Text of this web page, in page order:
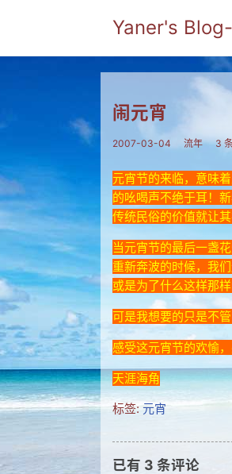
Yaner's
闹元宵
2007-03-04 流年 3
元宵节的来临，意味
的吆喝声不绝于耳！
传统民俗的价值就让
当元宵节的最后一盏
重新奔波的时候，我
或是为了什么这样那样
可是我想要的只是不
感受这元宵节的欢愉
天涯海角
标签:元宵
已有 3 条评论